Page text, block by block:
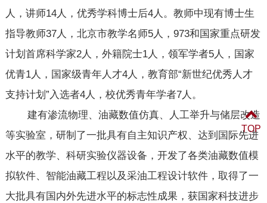
人，讲师14人，优秀学科博士后4人。教师中现有博士生
指导教师37人，北京市教学名师5人，973和国家重点研发
计划首席科学家2人，外籍院士1人，领军学者5人，国家
优青1人，国家级青年人才4人，教育部“新世纪优秀人才
支持计划”入选者4人，校优秀青年学者7人。
建有渗流物理、油藏数值仿真、人工举升与储层改造
等实验室，研制了一批具有自主知识产权、达到国际先进
水平的教学、科研实验仪器设备，开发了各类油藏数值模
拟软件、智能油藏工程以及采油工程设计软件，取得了一
大批具有国内外先进水平的标志性成果，获国家科技进步
TOP